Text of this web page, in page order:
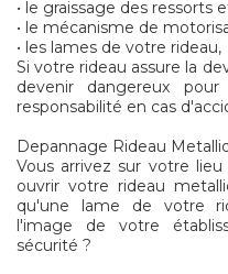
• le graissage des
• le mécanisme de
• les lames de votre rideau,
Si votre rideau assure la
devenir dangereux
responsabilité en cas
Depannage Rideau
Vous arrivez sur votre
ouvrir votre rideau
qu'une lame de votre
l'image de votre
sécurité ?